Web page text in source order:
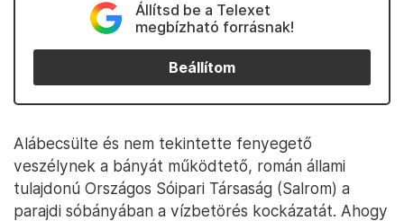
Állítsd be a Telexet
megbízható forrásnak!
Beállítom
Alábecsülte és nem tekintette fenyegető
veszélynek a bányát működtető, román állami
tulajdonú Országos Sóipari Társaság (Salrom) a
parajdi sóbányában a vízbetörés kockázatát. Ahogy